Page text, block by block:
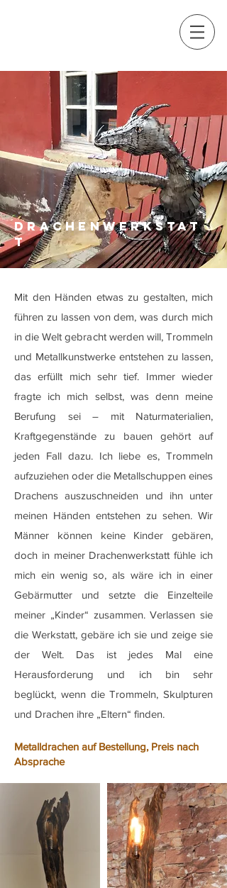
DRACHENWERKSTAT
T
Mit den Händen etwas zu gestalten, mich
führen zu lassen von dem, was durch mich
in die Welt gebracht werden will, Trommeln
und Metallkunstwerke entstehen zu lassen,
das erfüllt mich sehr tief. Immer wieder
fragte ich mich selbst, was denn meine
Berufung sei – mit Naturmaterialien,
Kraftgegenstände zu bauen gehört auf
jeden Fall dazu. Ich liebe es, Trommeln
aufzuziehen oder die Metallschuppen eines
Drachens auszuschneiden und ihn unter
meinen Händen entstehen zu sehen. Wir
Männer können keine Kinder gebären,
doch in meiner Drachenwerkstatt fühle ich
mich ein wenig so, als wäre ich in einer
Gebärmutter und setzte die Einzelteile
meiner „Kinder“ zusammen. Verlassen sie
die Werkstatt, gebäre ich sie und zeige sie
der Welt. Das ist jedes Mal eine
Herausforderung und ich bin sehr
beglückt, wenn die Trommeln, Skulpturen
und Drachen ihre „Eltern“ finden.
Metalldrachen auf Bestellung, Preis nach
Absprache